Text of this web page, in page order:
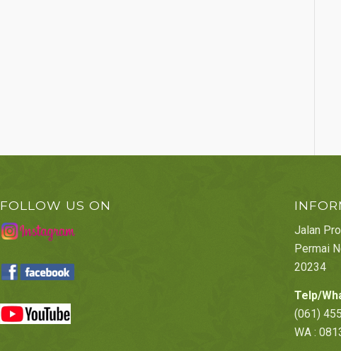
FOLLOW US ON
Jalan
Permai
20234
Telp/
(061)
WA :